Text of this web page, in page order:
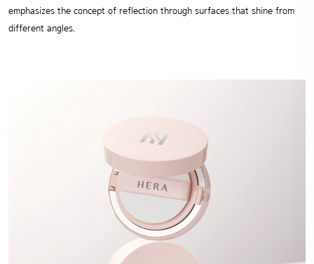
emphasizes the concept of reflection through surfaces that shine from
different angles.